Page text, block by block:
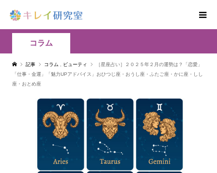
コラム
記事 コラム ビューティ
［星座占い］２０２５年２月の運勢は？「恋愛」
「仕事・金運」「魅力UPアドバイス」おひつじ座・おうし座・ふたご座・かに座・しし
座・おとめ座